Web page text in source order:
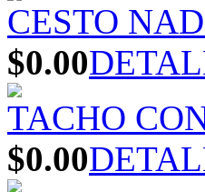
CESTO
$0.00
TACHO
$0.00